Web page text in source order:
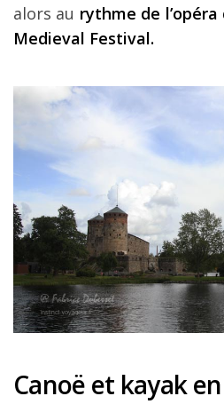
alors au rythme de
Medieval Festival.
Canoë et kayak